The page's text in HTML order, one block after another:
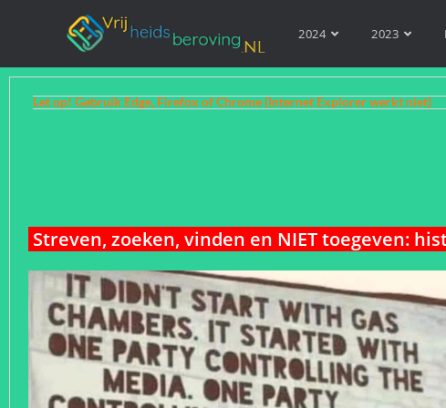
2024 2023
Let op! Gebruik Edge, Firefox of Chrome (Internet Explorer werkt niet)
Streven, zoeken, vinden en NIET toegeven: